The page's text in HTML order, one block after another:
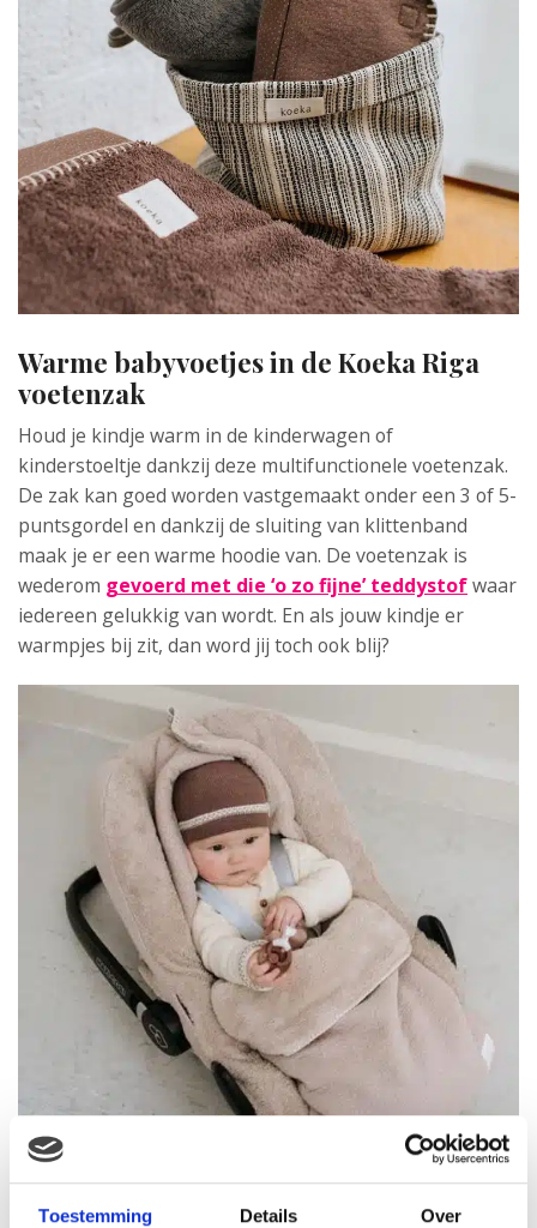
Toestemming Details Over
Warme babyvoetjes in de Koeka Riga
voetenzak
Houd je kindje warm in de kinderwagen of
kinderstoeltje dankzij deze multifunctionele voetenzak.
De zak kan goed worden vastgemaakt onder een 3 of 5-
puntsgordel en dankzij de sluiting van klittenband
maak je er een warme hoodie van. De voetenzak is
wederom gevoerd met die ‘o zo fijne’ teddystofwaar
iedereen gelukkig van wordt. En als jouw kindje er
warmpjes bij zit, dan word jij toch ook blij?